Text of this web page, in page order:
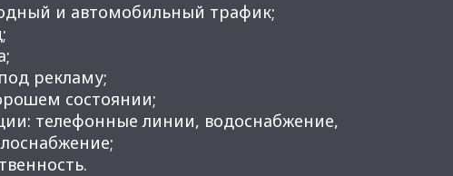
и автомобильный трафик;
рекламу;
состоянии;
телефонные линии, водоснабжение,